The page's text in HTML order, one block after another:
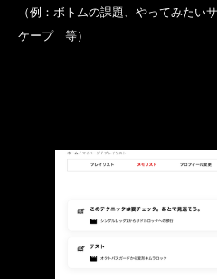
（例：ボトムの課題、やってみたい
ケープ 等）